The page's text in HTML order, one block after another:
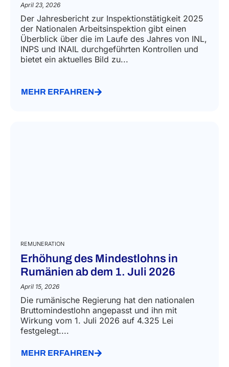
April 23, 2026
Der Jahresbericht zur Inspektionstätigkeit 2025
der Nationalen Arbeitsinspektion gibt einen
Überblick über die im Laufe des Jahres von INL,
INPS und INAIL durchgeführten Kontrollen und
bietet ein aktuelles Bild zu...
MEHR ERFAHREN
REMUNERATION
Erhöhung des Mindestlohns in
Rumänien ab dem 1. Juli 2026
April 15, 2026
Die rumänische Regierung hat den nationalen
Bruttomindestlohn angepasst und ihn mit
Wirkung vom 1. Juli 2026 auf 4.325 Lei
festgelegt....
MEHR ERFAHREN